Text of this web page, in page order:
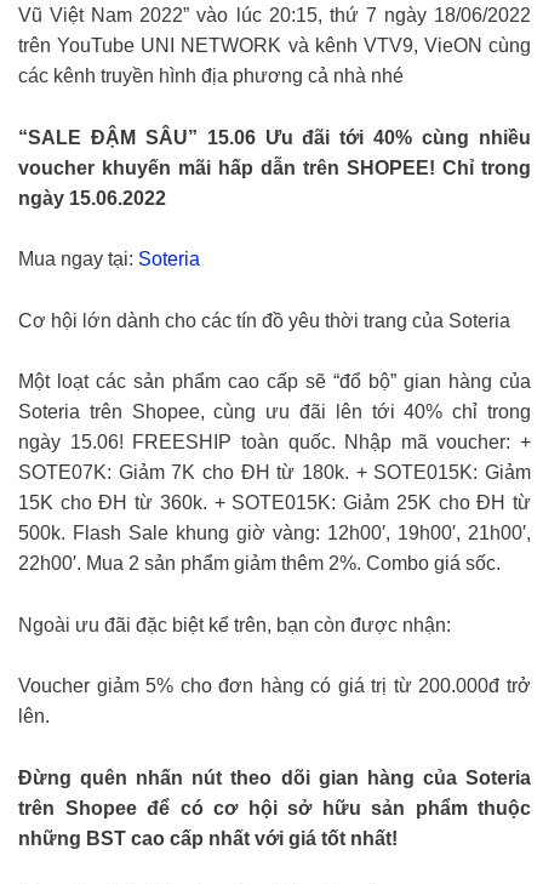
Vũ Việt Nam 2022” vào lúc 20:15, thứ 7 ngày 18/06/2022
trên YouTube UNI NETWORK và kênh VTV9, VieON cùng
các kênh truyền hình địa phương cả nhà nhé
“SALE ĐẬM SÂU” 15.06 Ưu đãi tới 40% cùng nhiều
voucher khuyến mãi hấp dẫn trên SHOPEE! Chỉ trong
ngày 15.06.2022
Mua ngay tại: Soteria
Cơ hội lớn dành cho các tín đồ yêu thời trang của Soteria
Một loạt các sản phẩm cao cấp sẽ “đổ bộ” gian hàng của
Soteria trên Shopee, cùng ưu đãi lên tới 40% chỉ trong
ngày 15.06! FREESHIP toàn quốc. Nhập mã voucher: +
SOTE07K: Giảm 7K cho ĐH từ 180k. + SOTE015K: Giảm
15K cho ĐH từ 360k. + SOTE015K: Giảm 25K cho ĐH từ
500k. Flash Sale khung giờ vàng: 12h00′, 19h00′, 21h00′,
22h00′. Mua 2 sản phẩm giảm thêm 2%. Combo giá sốc.
Ngoài ưu đãi đặc biệt kể trên, bạn còn được nhận:
Voucher giảm 5% cho đơn hàng có giá trị từ 200.000đ trở
lên.
Đừng quên nhấn nút theo dõi gian hàng của Soteria
trên Shopee để có cơ hội sở hữu sản phẩm thuộc
những BST cao cấp nhất với giá tốt nhất!